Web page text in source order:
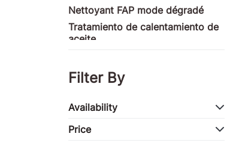
Nettoyant FAP mode dégradé
Tratamiento de calentamiento de
aceite
Tratamiento de fachada
Productos ULM
Productos de motocicletas
Tratamiento de la competencia
Filter By
Availability
Price